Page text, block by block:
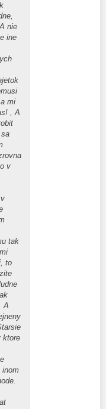
nie
ine
mi
, A
v
tak
to
A
ktore
inom